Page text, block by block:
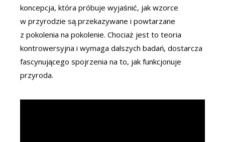
koncepcja, która próbuje wyjaśnić, jak wzorce
w przyrodzie są przekazywane i powtarzane
z pokolenia na pokolenie. Chociaż jest to teoria
kontrowersyjna i wymaga dalszych badań, dostarcza
fascynującego spojrzenia na to, jak funkcjonuje
przyroda.